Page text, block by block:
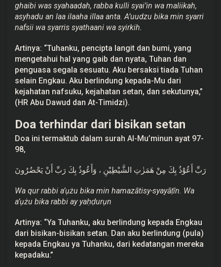
ghaibi was syahaadah, rabba kulli syai’in wa maliikah,
asyhadu an laa ilaaha illaa anta. A’uudzu bika min syarri
nafsii wa syarris syathaani wa syirkih.
Artinya: “Tuhanku, pencipta langit dan bumi, yang
mengetahui hal yang gaib dan nyata, Tuhan dan
penguasa segala sesuatu. Aku bersaksi tiada Tuhan
selain Engkau. Aku berlindung kepada-Mu dari
kejahatan nafsuku, kejahatan setan, dan sekutunya,”
(HR Abu Dawud dan At-Timidzi).
Doa terhindar dari bisikan setan
Doa ini termaktub dalam surah Al-Mu’minun ayat 97-
98,
رَبِّ أَعُوْذُ بِكَ مِنْ هَمَزٰتِ الشَّيْطِيْنِ ، وَأَعُوذُ بِكَ رَبِّ أَنْ يَحْضُرُونَ
Wa qur rabbi a’ụżu bika min hamazātisy-syayāṭīn. Wa
a’ụżu bika rabbi ay yaḥḍurụn
Artinya: “Ya Tuhanku, aku berlindung kepada Engkau
dari bisikan-bisikan setan. Dan aku berlindung (pula)
kepada Engkau ya Tuhanku, dari kedatangan mereka
kepadaku.”